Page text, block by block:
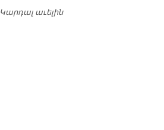
Կարդալ աւելինՊոլիս այցելութեան